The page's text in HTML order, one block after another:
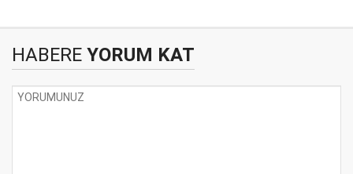
HABERE YORUM KAT